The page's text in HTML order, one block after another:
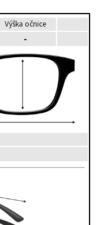
Výška očnice
-